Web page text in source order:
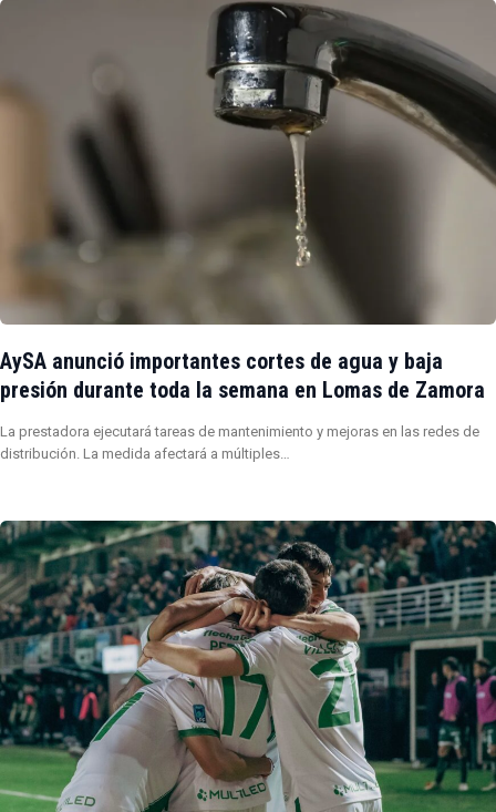
AySA anunció importantes cortes de agua y baja
presión durante toda la semana en Lomas de Zamora
La prestadora ejecutará tareas de mantenimiento y mejoras en las redes de
distribución. La medida afectará a múltiples…